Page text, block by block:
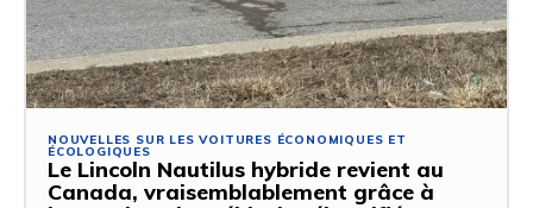
NOUVELLES SUR LES VOITURES ÉCONOMIQUES ET
ÉCOLOGIQUES
Le Lincoln Nautilus hybride revient au
Canada, vraisemblablement grâce à